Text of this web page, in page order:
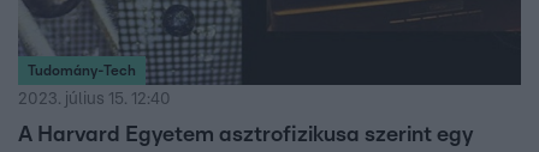
Tudomány-Tech
2023. július 15. 12:40
A Harvard Egyetem asztrofizikusa szerint egy